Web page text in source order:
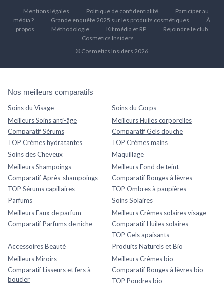
Mentions légales Politique de confidentialité
Participer au
média ?
Grande enquête 2025 sur les produits cosmétiques
À
propos
Méthodologie Kit média et RP
Rejoindre le club
Cosmetics Insiders
© Cosmetics Insiders 2026
Nos meilleurs comparatifs
Soins du Visage
Meilleurs Soins anti-âge
Comparatif Sérums
TOP Crèmes hydratantes
Soins du Corps
Meilleurs Huiles corporelles
Comparatif Gels douche
TOP Crèmes mains
Soins des Cheveux
Meilleurs Shampoings
Comparatif Après-shampoings
TOP Sérums capillaires
Maquillage
Meilleurs Fond de teint
Comparatif Rouges à lèvres
TOP Ombres à paupières
Parfums
Meilleurs Eaux de parfum
Comparatif Parfums de niche
Soins Solaires
Meilleurs Crèmes solaires visage
Comparatif Huiles solaires
TOP Gels apaisants
Accessoires Beauté
Meilleurs Miroirs
Comparatif Lisseurs et fers à
boucler
Produits Naturels et Bio
Meilleurs Crèmes bio
Comparatif Rouges à lèvres bio
TOP Poudres bio